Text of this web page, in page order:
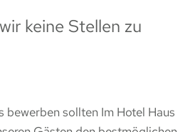
keine Stellen zu
bewerben sollten Im Hotel Haus